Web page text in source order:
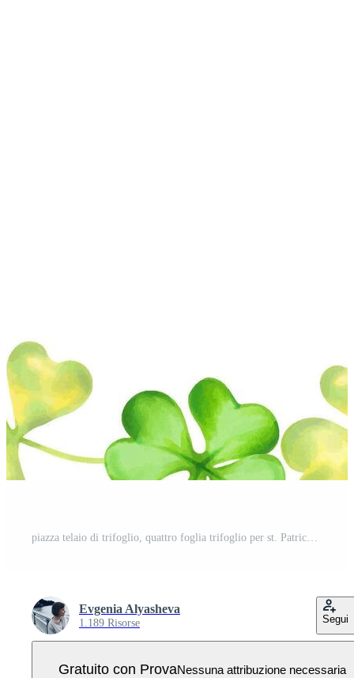
piazza telaio di trifoglio, quattro foglia trifoglio per st. Patrick giorno. acquerello illustrazione. mano disegnato isolato arte. botanico sfondo con spazio per testo, copia spazio. trifoglio talismano per bene fortuna Vettore Pro
Evgenia Alyasheva
1.189 Risorse Segui
Gratuito con ProvaNessuna attribuzione necessaria